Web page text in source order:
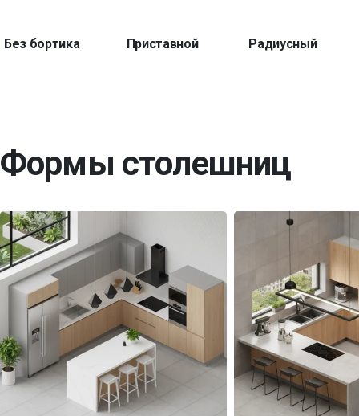
Без бортика Приставной Радиусный
Формы столешниц